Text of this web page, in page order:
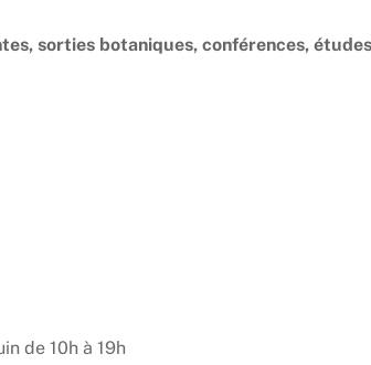
sorties botaniques, conférences, études
de 10h à 19h